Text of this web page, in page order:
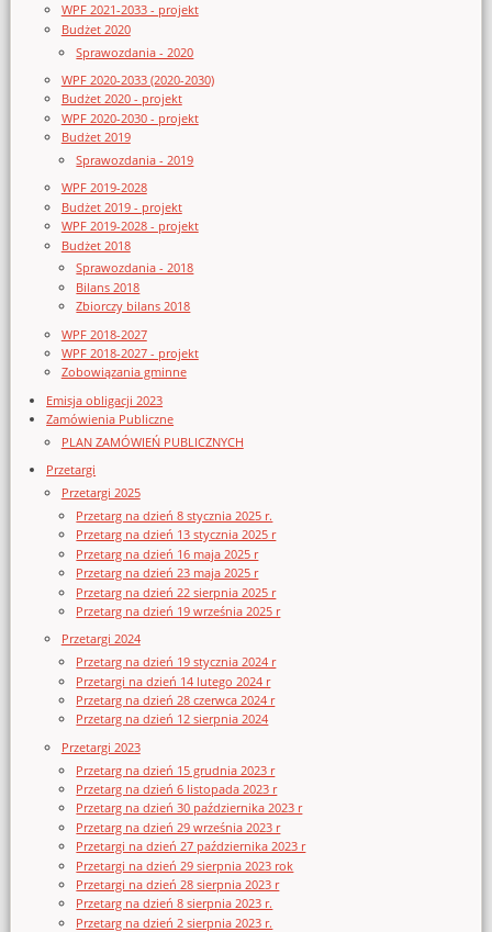
WPF 2021-2033 - projekt
Budżet 2020
Sprawozdania - 2020
WPF 2020-2033 (2020-2030)
Budżet 2020 - projekt
WPF 2020-2030 - projekt
Budżet 2019
Sprawozdania - 2019
WPF 2019-2028
Budżet 2019 - projekt
WPF 2019-2028 - projekt
Budżet 2018
Sprawozdania - 2018
Bilans 2018
Zbiorczy bilans 2018
WPF 2018-2027
WPF 2018-2027 - projekt
Zobowiązania gminne
Emisja obligacji 2023
Zamówienia Publiczne
PLAN ZAMÓWIEŃ PUBLICZNYCH
Przetargi
Przetargi 2025
Przetarg na dzień 8 stycznia 2025 r.
Przetarg na dzień 13 stycznia 2025 r
Przetarg na dzień 16 maja 2025 r
Przetarg na dzień 23 maja 2025 r
Przetarg na dzień 22 sierpnia 2025 r
Przetarg na dzień 19 września 2025 r
Przetargi 2024
Przetarg na dzień 19 stycznia 2024 r
Przetargi na dzień 14 lutego 2024 r
Przetarg na dzień 28 czerwca 2024 r
Przetarg na dzień 12 sierpnia 2024
Przetargi 2023
Przetarg na dzień 15 grudnia 2023 r
Przetarg na dzień 6 listopada 2023 r
Przetarg na dzień 30 października 2023 r
Przetarg na dzień 29 września 2023 r
Przetargi na dzień 27 października 2023 r
Przetargi na dzień 29 sierpnia 2023 rok
Przetargi na dzień 28 sierpnia 2023 r
Przetarg na dzień 8 sierpnia 2023 r.
Przetarg na dzień 2 sierpnia 2023 r.